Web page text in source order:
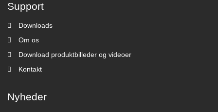
Support
Downloads
Om os
Download produktbilleder og videoer
Kontakt
Nyheder